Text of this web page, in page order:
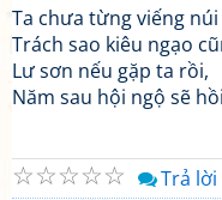
Ta chưa từng viếng núi
Trách sao kiêu ngạo
Lư sơn nếu gặp ta rồi,
Năm sau hội ngộ sẽ
☆
☆
☆
☆
☆ Trả lời